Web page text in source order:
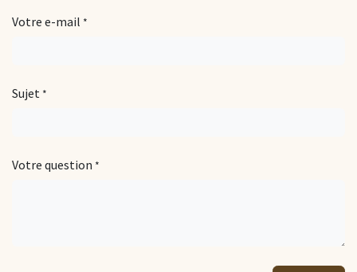
Votre e-mail *
Sujet *
Votre question *